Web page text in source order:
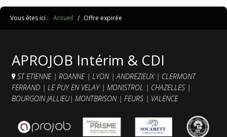
Salariés Aprojob
Vous êtes ici : Accueil / Offre expirée
APROJOB Intérim & CDI
ST ETIENNE| ROANNE | LYON |ANDREZIEUX | CLERMONT
FERRAND | LE PUY EN VELAY| MONISTROL | CHAZELLES |
BOURGOIN JALLIEU| MONTBRISON | FEURS | VALENCE